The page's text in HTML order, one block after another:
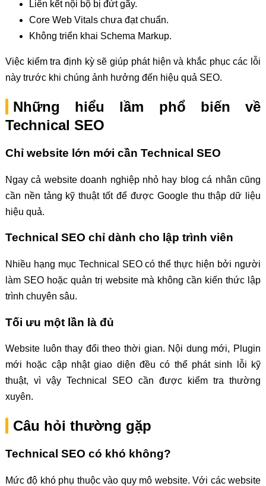
Liên kết nội bộ bị đứt gãy.
Core Web Vitals chưa đạt chuẩn.
Không triển khai Schema Markup.
Việc kiểm tra định kỳ sẽ giúp phát hiện và khắc phục các lỗi
này trước khi chúng ảnh hưởng đến hiệu quả SEO.
Những hiểu lầm phổ biến về
Technical SEO
Chỉ website lớn mới cần Technical SEO
Ngay cả website doanh nghiệp nhỏ hay blog cá nhân cũng
cần nền tảng kỹ thuật tốt để được Google thu thập dữ liệu
hiệu quả.
Technical SEO chỉ dành cho lập trình viên
Nhiều hạng mục Technical SEO có thể thực hiện bởi người
làm SEO hoặc quản trị website mà không cần kiến thức lập
trình chuyên sâu.
Tối ưu một lần là đủ
Website luôn thay đổi theo thời gian. Nội dung mới, Plugin
mới hoặc cập nhật giao diện đều có thể phát sinh lỗi kỹ
thuật, vì vậy Technical SEO cần được kiểm tra thường
xuyên.
Câu hỏi thường gặp
Technical SEO có khó không?
Mức độ khó phụ thuộc vào quy mô website. Với các website